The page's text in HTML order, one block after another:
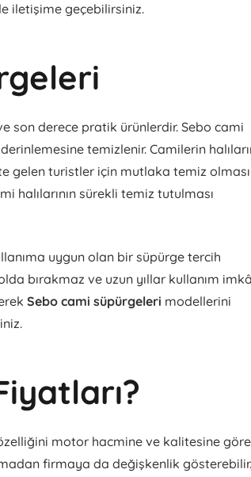
iletişime geçebilirsiniz.
son derece pratik ürünlerdir. Sebo cami
temizlenir. Camilerin
gelen turistler için mutlaka temiz olması
halılarının sürekli temiz tutulması
uygun olan bir süpürge tercih
bırakmaz ve uzun yıllar kullanım
Sebo cami süpürgeleri modellerini
motor hacmine ve kalitesine göre
firmaya da değişkenlik gösterebilir.